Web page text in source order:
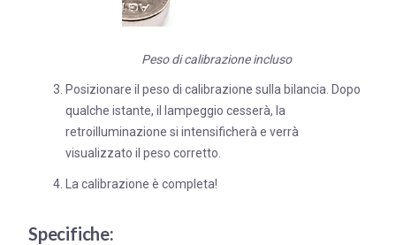
Peso di calibrazione incluso
Posizionare il peso di calibrazione sulla bilancia. Dopo
qualche istante, il lampeggio cesserà, la
retroilluminazione si intensificherà e verrà
visualizzato il peso corretto.
La calibrazione è completa!
Specifiche: